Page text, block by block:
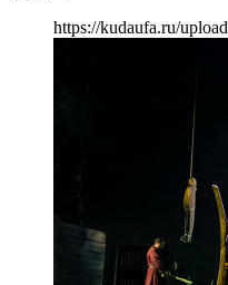
https://kudaufa.ru/